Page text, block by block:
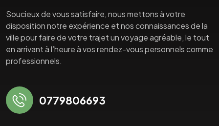
Soucieux de vous satisfaire, nous mettons à votre
disposition notre expérience et nos connaissances de la
ville pour faire de votre trajet un voyage agréable, le tout
en arrivant à l’heure à vos rendez-vous personnels comme
professionnels.
0779806693